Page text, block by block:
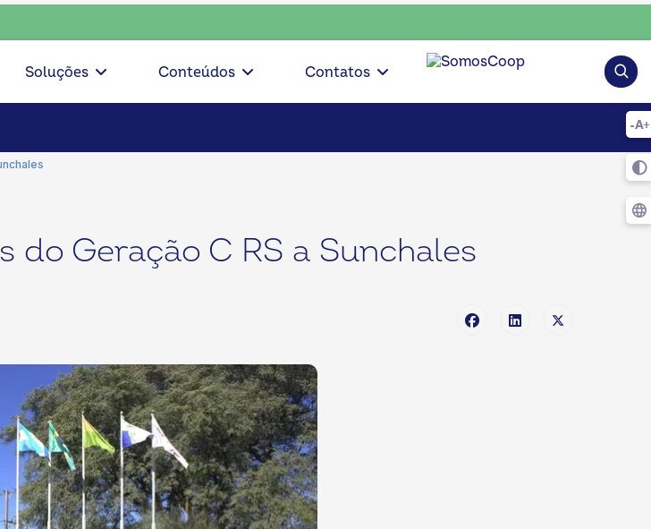
consciente, escolha o coop • escolha consciente, escolha o coop • escolha
Soluções Conteúdos Contatos
do Geração C RS a Sunchales